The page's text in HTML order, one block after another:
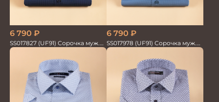
6 790 ₽
SS017827 (UF91) Сорочка муж.
дл. рук. GROSTYLE TRENDY
6 790 ₽
SS017978 (UF91) Сорочка муж.
дл. рук. GROSTYLE TRENDY